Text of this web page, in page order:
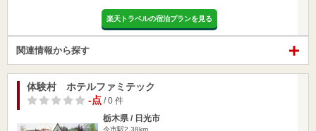
楽天トラベルの宿泊プランを見る
関連情報から探す
体験村 ホテルファミテック
-点 / 0 件
栃木県 / 日光市
今市駅2.38km